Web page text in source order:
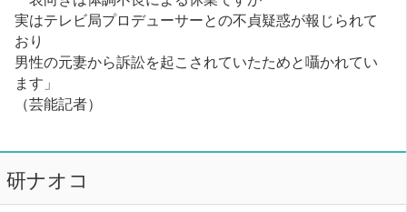
実はテレビ局プロデューサーとの不貞疑惑が報じられて
おり
男性の元妻から訴訟を起こされていたためと囁かれてい
ます」
（芸能記者）
研ナオコ